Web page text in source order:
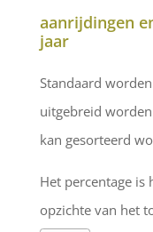
aanrijdingen
jaar
Standaard
uitgebreid
kan gesorteerd
Het percentage is
opzichte van het